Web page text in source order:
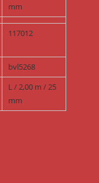
mm
117012
bvl5268
L / 2,00 m / 25
mm